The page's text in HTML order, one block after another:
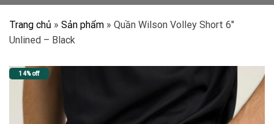
Trang chủ » Sản phẩm » Quần Wilson Volley Short 6″
Unlined – Black
14% off